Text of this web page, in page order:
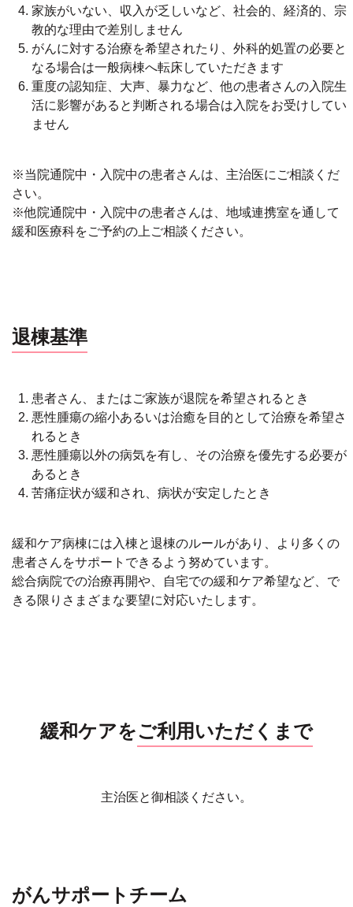
家族がいない、収入が乏しいなど、社会的、経済的、宗
教的な理由で差別しません
がんに対する治療を希望されたり、外科的処置の必要と
なる場合は一般病棟へ転床していただきます
重度の認知症、大声、暴力など、他の患者さんの入院生
活に影響があると判断される場合は入院をお受けしてい
ません
※当院通院中・入院中の患者さんは、主治医にご相談くだ
さい。
※他院通院中・入院中の患者さんは、地域連携室を通して
緩和医療科をご予約の上ご相談ください。
退棟基準
患者さん、またはご家族が退院を希望されるとき
悪性腫瘍の縮小あるいは治癒を目的として治療を希望さ
れるとき
悪性腫瘍以外の病気を有し、その治療を優先する必要が
あるとき
苦痛症状が緩和され、病状が安定したとき
緩和ケア病棟には入棟と退棟のルールがあり、より多くの
患者さんをサポートできるよう努めています。
総合病院での治療再開や、自宅での緩和ケア希望など、で
きる限りさまざまな要望に対応いたします。
緩和ケアをご利用いただくまで
主治医と御相談ください。
がんサポート チーム